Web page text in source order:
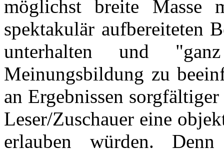
möglichst breite Masse
spektakulär aufbereiteten
unterhalten und
Meinungsbildung zu
an Ergebnissen
Leser/Zuschauer eine
erlauben würden.